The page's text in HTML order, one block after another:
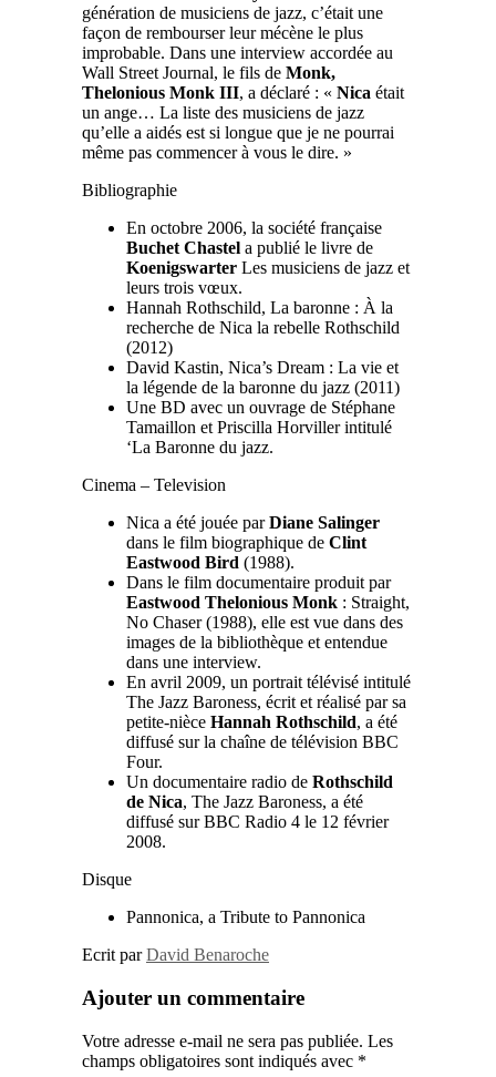
génération de musiciens de jazz, c’était une
façon de rembourser leur mécène le plus
improbable. Dans une interview accordée au
Wall Street Journal, le fils de Monk,
Thelonious Monk III, a déclaré : « Nica était
un ange… La liste des musiciens de jazz
qu’elle a aidés est si longue que je ne pourrai
même pas commencer à vous le dire. »
Bibliographie
En octobre 2006, la société française
Buchet Chastel a publié le livre de
Koenigswarter Les musiciens de jazz et
leurs trois vœux.
Hannah Rothschild, La baronne : À la
recherche de Nica la rebelle Rothschild
(2012)
David Kastin, Nica’s Dream : La vie et
la légende de la baronne du jazz (2011)
Une BD avec un ouvrage de Stéphane
Tamaillon et Priscilla Horviller intitulé
‘La Baronne du jazz.
Cinema – Television
Nica a été jouée parDiane Salinger
dans le film biographique de Clint
Eastwood Bird (1988).
Dans le film documentaire produit par
Eastwood Thelonious Monk : Straight,
No Chaser (1988), elle est vue dans des
images de la bibliothèque et entendue
dans une interview.
En avril 2009, un portrait télévisé intitulé
The Jazz Baroness, écrit et réalisé par sa
petite-nièce Hannah Rothschild, a été
diffusé sur la chaîne de télévision BBC
Four.
Un documentaire radio de Rothschild
de Nica, The Jazz Baroness, a été
diffusé sur BBC Radio 4 le 12 février
2008.
Disque
Pannonica, a Tribute to Pannonica
Ecrit parDavid Benaroche
Ajouter un commentaire
Votre adresse e-mail ne sera pas publiée. Les
champs obligatoires sont indiqués avec *